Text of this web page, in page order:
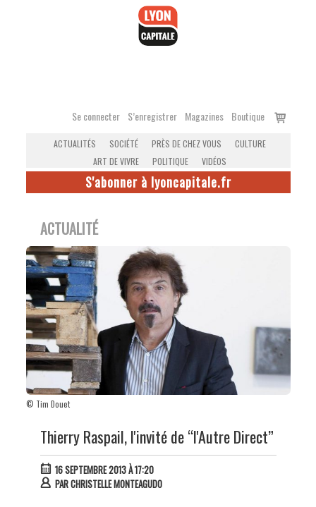
Se connecter S’enregistrer Magazines Boutique
Voir
ACTUALITÉS SOCIÉTÉ PRÈS DE CHEZ VOUS
CULTURE
ART DE VIVRE
POLITIQUE VIDÉOS
S'abonner à lyoncapitale.fr
ACTUALITÉ
© Tim Douet
Thierry Raspail, l'invité de “l'Autre Direct”
16 SEPTEMBRE 2013 À 17:20
PARCHRISTELLE MONTEAGUDO